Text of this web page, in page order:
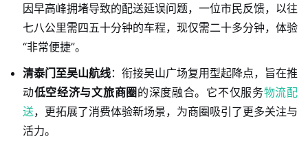
因早高峰拥堵导致的配送延误问题，一位市民反馈，以往
七八公里需四五十分钟的车程，现仅需二十多分钟，体验
“非常便捷”。
清泰门至吴山航线：衔接吴山广场复用型起降点，旨在推
动低空经济与文旅商圈的深度融合。它不仅服务物流配
送，更拓展了消费体验新场景，为商圈吸引了更多关注与
活力。